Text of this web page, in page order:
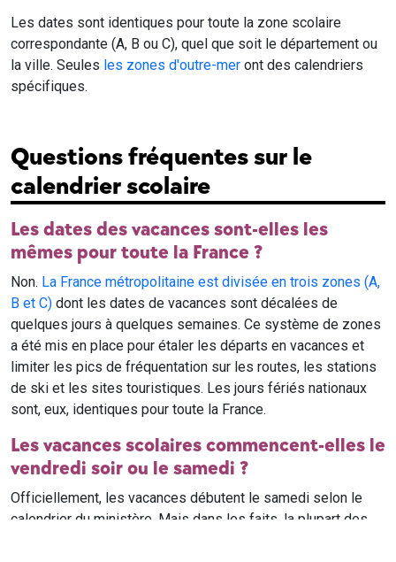
Les dates sont identiques pour toute la zone scolaire
correspondante (A, B ou C), quel que soit le département ou
la ville. Seules les zones d'outre-mer ont des calendriers
spécifiques.
Questions fréquentes sur le
calendrier scolaire
Les dates des vacances sont-elles les
mêmes pour toute la France ?
Non. La France métropolitaine est divisée en trois zones (A,
B et C) dont les dates de vacances sont décalées de
quelques jours à quelques semaines. Ce système de zones
a été mis en place pour étaler les départs en vacances et
limiter les pics de fréquentation sur les routes, les stations
de ski et les sites touristiques. Les jours fériés nationaux
sont, eux, identiques pour toute la France.
Les vacances scolaires commencent-elles le
vendredi soir ou le samedi ?
Officiellement, les vacances débutent le samedi selon le
calendrier du ministère. Mais dans les faits, la plupart des